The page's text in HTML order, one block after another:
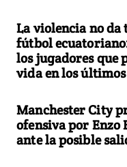
La violencia no da
fútbol
los jugadores que
vida en los últimos
Manchester City
ofensiva por Enzo
ante la posible